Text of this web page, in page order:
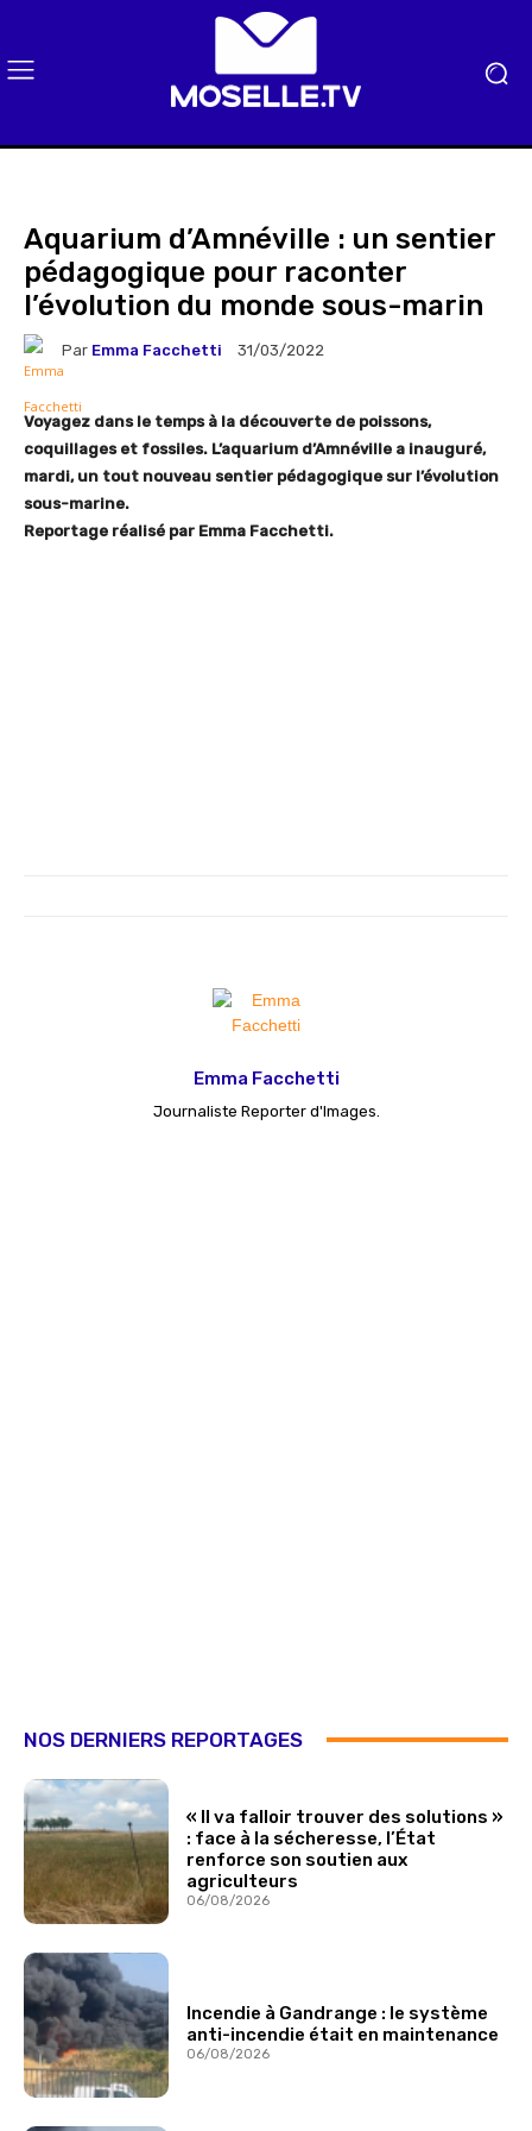
Aquarium d’Amnéville : un sentier
pédagogique pour raconter
l’évolution du monde sous-marin
Par Emma Facchetti 31/03/2022
Voyagez dans le temps à la découverte de poissons,
coquillages et fossiles. L’aquarium d’Amnéville a inauguré,
mardi, un tout nouveau sentier pédagogique sur l’évolution
sous-marine.
Reportage réalisé par Emma Facchetti.
Emma Facchetti
Journaliste Reporter d'Images.
NOS DERNIERS REPORTAGES
« Il va falloir trouver des solutions »
: face à la sécheresse, l’État
renforce son soutien aux
agriculteurs
06/08/2026
Incendie à Gandrange : le système
anti-incendie était en maintenance
06/08/2026